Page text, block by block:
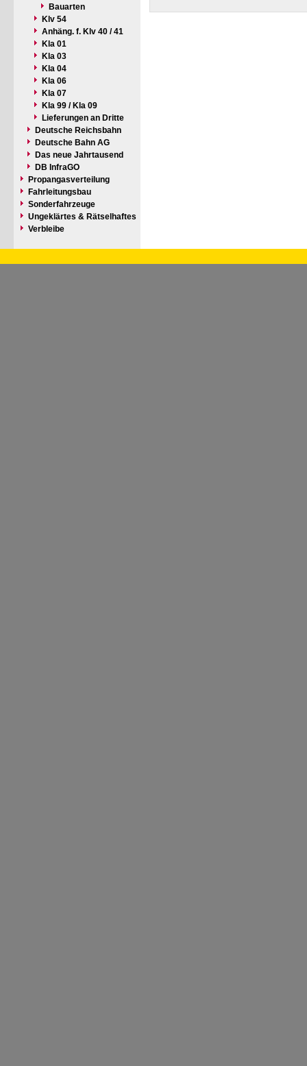
Bauarten
Klv 54
Anhäng. f. Klv 40 / 41
Kla 01
Kla 03
Kla 04
Kla 06
Kla 07
Kla 99 / Kla 09
Lieferungen an Dritte
Deutsche Reichsbahn
Deutsche Bahn AG
Das neue Jahrtausend
DB InfraGO
Propangasverteilung
Fahrleitungsbau
Sonderfahrzeuge
Ungeklärtes & Rätselhaftes
Verbleibe